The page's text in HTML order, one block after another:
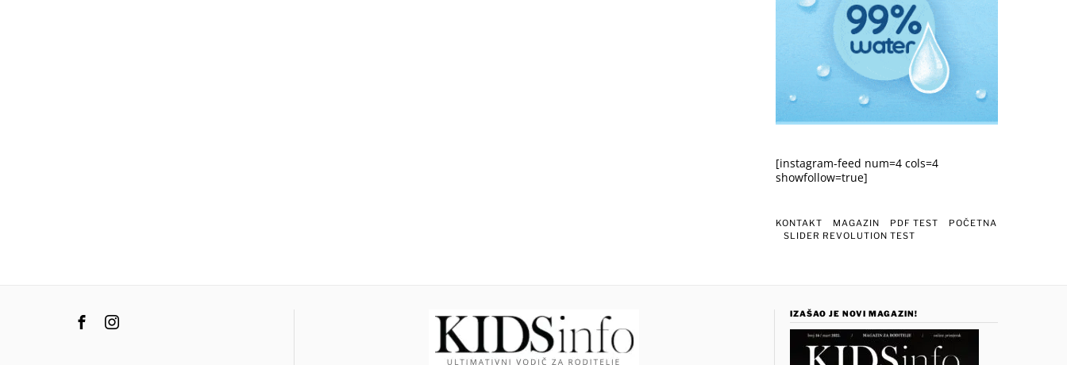
[instagram-feed num=4 cols=4
showfollow=true]
KONTAKT MAGAZIN PDF TEST
POČETNA
SLIDER REVOLUTION TEST
IZAŠAO JE NOVI MAGAZIN!